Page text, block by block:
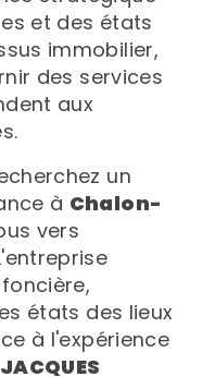
et des états
immobilier,
des services
aux
un
à Chalon-
vers
états des lieux
à l'expérience
JACQUES